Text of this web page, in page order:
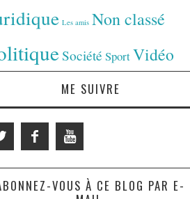
Les amis Non classé
Société SportVidéo
ME SUIVRE
VOUS À CE BLOG PAR E-